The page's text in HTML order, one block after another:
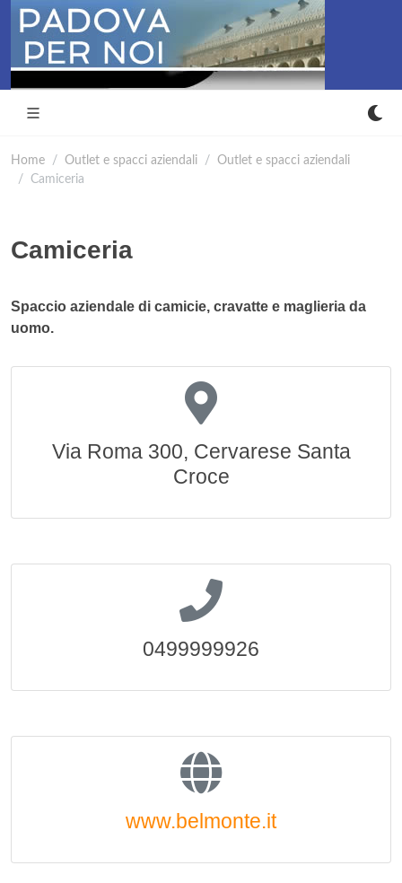
Home Outlet e spacci aziendali
Outlet e spacci aziendali
Camiceria
Camiceria
Spaccio aziendale di camicie, cravatte e maglieria da
uomo.
Via Roma 300, Cervarese Santa
Croce
0499999926
www.belmonte.it